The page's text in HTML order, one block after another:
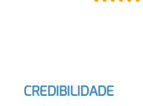
CREDIBILIDADE